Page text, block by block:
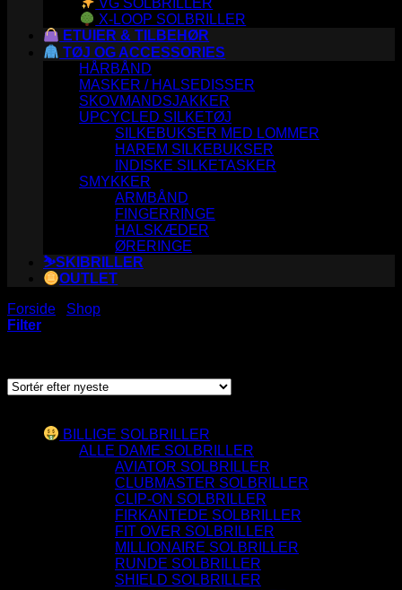
X-LOOP SOLBRILLER
ETUIER & TILBEHØR
TØJ OG ACCESSORIES
HÅRBÅND
MASKER / HALSEDISSER
SKOVMANDSJAKKER
UPCYCLED SILKETØJ
SILKEBUKSER MED LOMMER
HAREM SILKEBUKSER
INDISKE SILKETASKER
SMYKKER
ARMBÅND
FINGERRINGE
HALSKÆDER
ØRERINGE
⛷️SKIBRILLER
OUTLET
Forside
Shop
Filter
BILLIGE SOLBRILLER
ALLE DAME SOLBRILLER
AVIATOR SOLBRILLER
CLUBMASTER SOLBRILLER
CLIP-ON SOLBRILLER
FIRKANTEDE SOLBRILLER
FIT OVER SOLBRILLER
MILLIONAIRE SOLBRILLER
RUNDE SOLBRILLER
SHIELD SOLBRILLER